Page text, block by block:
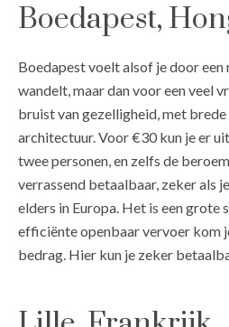
Boedapest,
Boedapest voelt alsof je door een
wandelt, maar dan voor een veel
bruist van gezelligheid, met
architectuur. Voor €30 kun je er
twee personen, en zelfs de
verrassend betaalbaar, zeker als
elders in Europa. Het is een grote
efficiënte openbaar vervoer kom
bedrag. Hier kun je zeker